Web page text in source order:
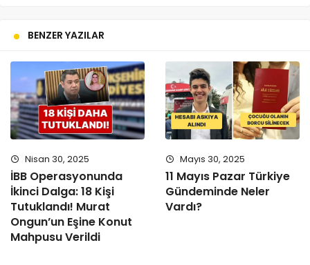
BENZER YAZILAR
Nisan 30, 2025
İBB Operasyonunda
İkinci Dalga: 18 Kişi
Tutuklandı! Murat
Ongun’un Eşine Konut
Mahpusu Verildi
Mayıs 30, 2025
11 Mayıs Pazar Türkiye
Gündeminde Neler
Vardı?